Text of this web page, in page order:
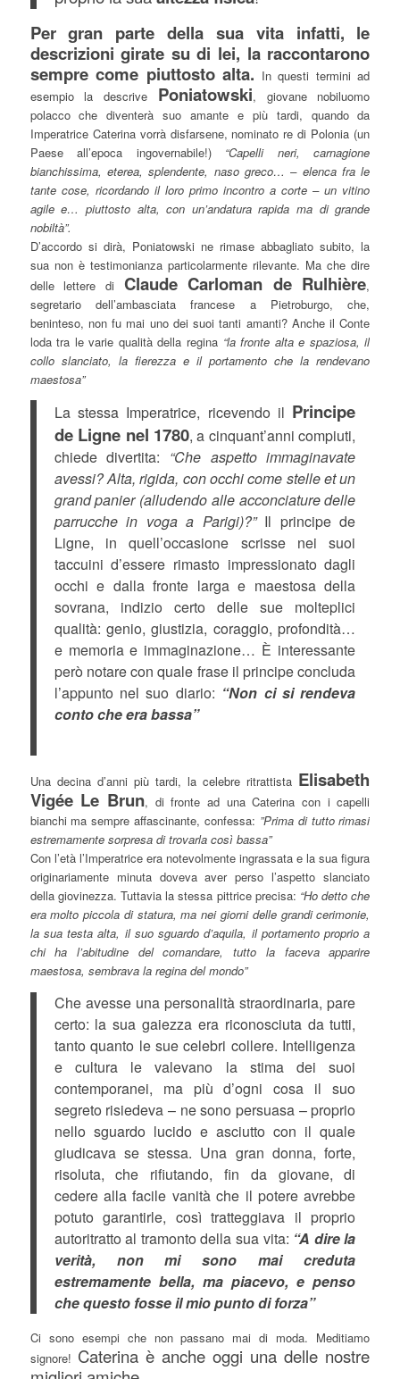
Per gran parte della sua vita infatti, le
descrizioni girate su di lei, la raccontarono
sempre come piuttosto alta. In questi termini ad
esempio la descrive Poniatowski, giovane nobiluomo
polacco che diventerà suo amante e più tardi, quando da
Imperatrice Caterina vorrà disfarsene, nominato re di Polonia (un
Paese all’epoca ingovernabile!) “Capelli neri, carnagione
bianchissima, eterea, splendente, naso greco… – elenca fra le
tante cose, ricordando il loro primo incontro a corte – un vitino
agile e… piuttosto alta, con un’andatura rapida ma di grande
nobiltà”.
D’accordo si dirà, Poniatowski ne rimase abbagliato subito, la
sua non è testimonianza particolarmente rilevante. Ma che dire
delle lettere di Claude Carloman de Rulhière,
segretario dell’ambasciata francese a Pietroburgo, che,
beninteso, non fu mai uno dei suoi tanti amanti? Anche il Conte
loda tra le varie qualità della regina “la fronte alta e spaziosa, il
collo slanciato, la fierezza e il portamento che la rendevano
maestosa”
La stessa Imperatrice, ricevendo il Principe
de Ligne nel 1780, a cinquant’anni compiuti,
chiede divertita: “Che aspetto immaginavate
avessi? Alta, rigida, con occhi come stelle et un
grand panier (alludendo alle acconciature delle
parrucche in voga a Parigi)?”Il principe de
Ligne, in quell’occasione scrisse nei suoi
taccuini d’essere rimasto impressionato dagli
occhi e dalla fronte larga e maestosa della
sovrana, indizio certo delle sue molteplici
qualità: genio, giustizia, coraggio, profondità…
e memoria e immaginazione… È interessante
però notare con quale frase il principe concluda
l’appunto nel suo diario: “Non ci si rendeva
conto che era bassa”
Una decina d’anni più tardi, la celebre ritrattista Elisabeth
Vigée Le Brun, di fronte ad una Caterina con i capelli
bianchi ma sempre affascinante, confessa: ”Prima di tutto rimasi
estremamente sorpresa di trovarla così bassa”
Con l’età l’Imperatrice era notevolmente ingrassata e la sua figura
originariamente minuta doveva aver perso l’aspetto slanciato
della giovinezza. Tuttavia la stessa pittrice precisa: “Ho detto che
era molto piccola di statura, ma nei giorni delle grandi cerimonie,
la sua testa alta, il suo sguardo d’aquila, il portamento proprio a
chi ha l’abitudine del comandare, tutto la faceva apparire
maestosa, sembrava la regina del mondo”
Che avesse una personalità straordinaria, pare
certo: la sua gaiezza era riconosciuta da tutti,
tanto quanto le sue celebri collere. Intelligenza
e cultura le valevano la stima dei suoi
contemporanei, ma più d’ogni cosa il suo
segreto risiedeva – ne sono persuasa – proprio
nello sguardo lucido e asciutto con il quale
giudicava se stessa. Una gran donna, forte,
risoluta, che rifiutando, fin da giovane, di
cedere alla facile vanità che il potere avrebbe
potuto garantirle, così tratteggiava il proprio
autoritratto al tramonto della sua vita: “A dire la
verità, non mi sono mai creduta
estremamente bella, ma piacevo, e penso
che questo fosse il mio punto di forza”
Ci sono esempi che non passano mai di moda. Meditiamo
signore! Caterina è anche oggi una delle nostre